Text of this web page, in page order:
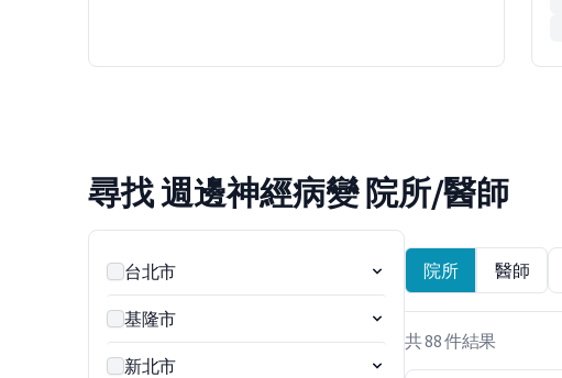
尋找 週邊神經病變 院所/醫師
台北市
基隆市
新北市
院所 醫師
共 88 件結果